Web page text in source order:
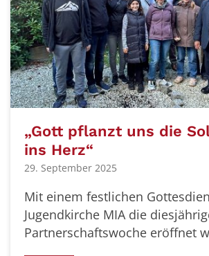
„Gott pflanzt uns die
ins Herz“
29. September 2025
Mit einem festlichen
Jugendkirche MIA die
Partnerschaftswoche eröffnet